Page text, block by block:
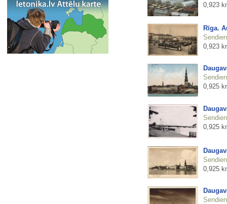
0,923
Rīga.
0,923
0,925
0,925
0,925